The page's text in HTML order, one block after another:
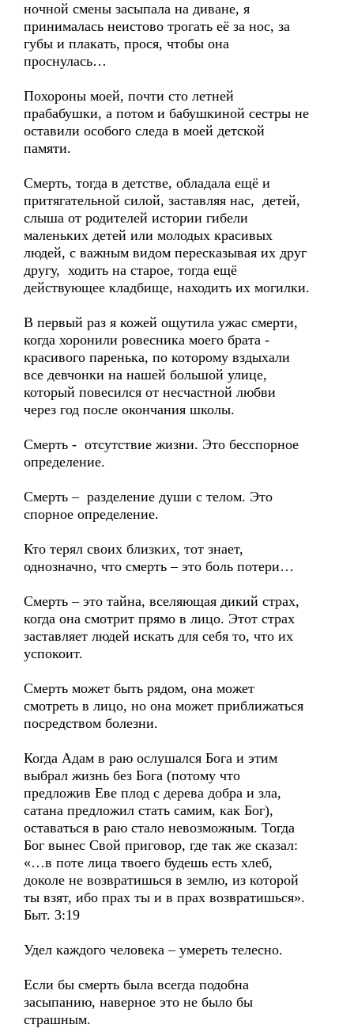
ночной смены засыпала на диване, я
принималась неистово трогать её за нос, за
губы и плакать, прося, чтобы она
проснулась…
Похороны моей, почти сто летней
прабабушки, а потом и бабушкиной сестры не
оставили особого следа в моей детской
памяти.
Смерть, тогда в детстве, обладала ещё и
притягательной силой, заставляя нас, детей,
слыша от родителей истории гибели
маленьких детей или молодых красивых
людей, с важным видом пересказывая их друг
другу, ходить на старое, тогда ещё
действующее кладбище, находить их могилки.
В первый раз я кожей ощутила ужас смерти,
когда хоронили ровесника моего брата -
красивого паренька, по которому вздыхали
все девчонки на нашей большой улице,
который повесился от несчастной любви
через год после окончания школы.
Смерть - отсутствие жизни. Это бесспорное
определение.
Смерть – разделение души с телом. Это
спорное определение.
Кто терял своих близких, тот знает,
однозначно, что смерть – это боль потери…
Смерть – это тайна, вселяющая дикий страх,
когда она смотрит прямо в лицо. Этот страх
заставляет людей искать для себя то, что их
успокоит.
Смерть может быть рядом, она может
смотреть в лицо, но она может приближаться
посредством болезни.
Когда Адам в раю ослушался Бога и этим
выбрал жизнь без Бога (потому что
предложив Еве плод с дерева добра и зла,
сатана предложил стать самим, как Бог),
оставаться в раю стало невозможным. Тогда
Бог вынес Свой приговор, где так же сказал:
«…в поте лица твоего будешь есть хлеб,
доколе не возвратишься в землю, из которой
ты взят, ибо прах ты и в прах возвратишься».
Быт. 3:19
Удел каждого человека – умереть телесно.
Если бы смерть была всегда подобна
засыпанию, наверное это не было бы
страшным.